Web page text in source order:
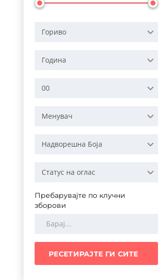
Гориво
Година
00
Менувач
Надворешна Боја
Статус на оглас
Пребарувајте по клучни
зборови
РЕСЕТИРАЈТЕ ГИ СИТЕ